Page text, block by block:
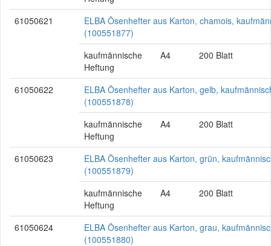
61050621
ELBA Ösenhefter aus Karton, chamois,
(100551877)
kaufmännische
Heftung
A4 200 Blatt
61050622
ELBA Ösenhefter aus Karton, gelb,
(100551878)
kaufmännische
Heftung
A4 200 Blatt
61050623
ELBA Ösenhefter aus Karton, grün,
(100551879)
kaufmännische
Heftung
A4 200 Blatt
61050624
ELBA Ösenhefter aus Karton, grau,
(100551880)